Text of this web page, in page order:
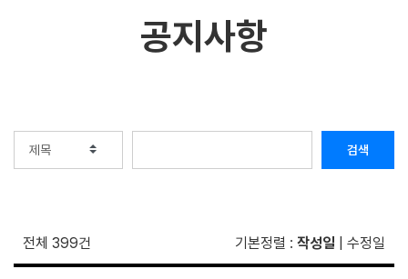
공지사항
검색
전체 399건 기본정렬 : 작성일 수정일